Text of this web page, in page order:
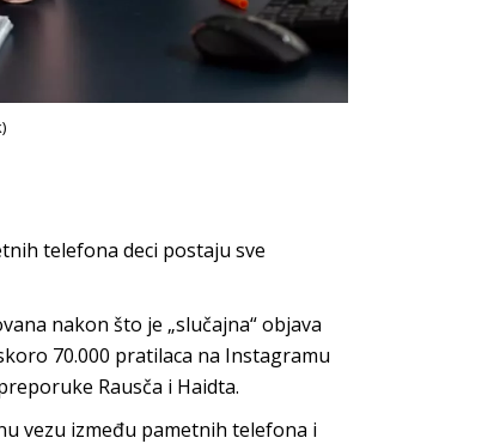
telefona deci postaju sve
nakon što je „slučajna“ objava
70.000 pratilaca na Instagramu
Rausča i Haidta.
vezu između pametnih telefona i